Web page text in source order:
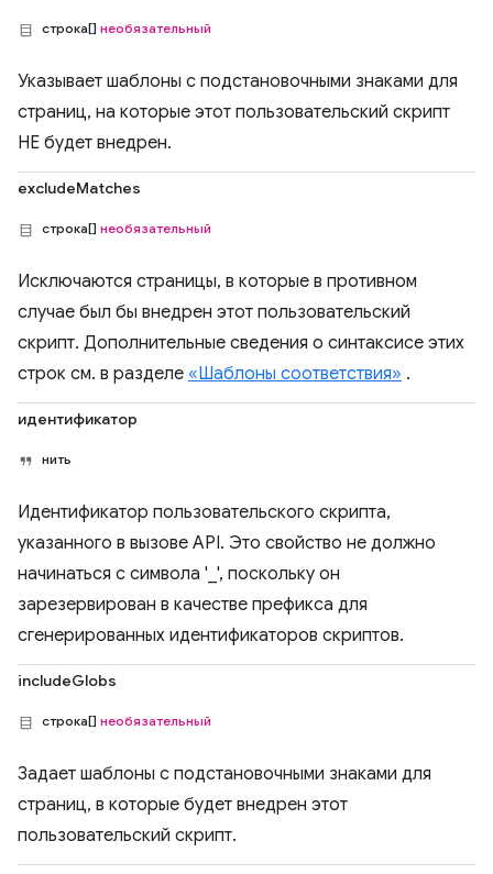
строка[] необязательный
Указывает шаблоны с подстановочными знаками для
страниц, на которые этот пользовательский скрипт
НЕ будет внедрен.
excludeMatches
строка[] необязательный
Исключаются страницы, в которые в противном
случае был бы внедрен этот пользовательский
скрипт. Дополнительные сведения о синтаксисе этих
строк см. в разделе «Шаблоны соответствия» .
идентификатор
нить
Идентификатор пользовательского скрипта,
указанного в вызове API. Это свойство не должно
начинаться с символа '_', поскольку он
зарезервирован в качестве префикса для
сгенерированных идентификаторов скриптов.
includeGlobs
строка[] необязательный
Задает шаблоны с подстановочными знаками для
страниц, в которые будет внедрен этот
пользовательский скрипт.